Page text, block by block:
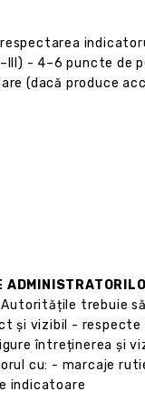
- 4–6 puncte de
(dacă produce
trebuie
și vizibil - respecte
întreținerea și
cu: - marcaje
indicatoare